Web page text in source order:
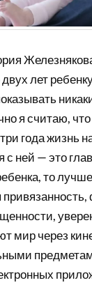
лет
я считаю,
года жизнь
с ней — это
то
мир через